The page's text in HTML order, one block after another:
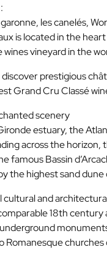
les canelés,
is located in the
wines vineyard in the
prestigious
Grand Cru Classé
scenery
estuary, the
across the horizon,
famous Bassin
the highest sand dune
cultural and
18th
Romanesque